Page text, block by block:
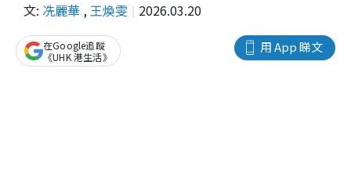
文: 冼麗華 ,王煥雯 2026.03.20
用 App 睇文
在Google追蹤
《UHK 港生活》